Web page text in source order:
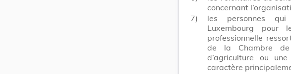
concernant
7)
les personnes
Luxembourg pour
professionnelle
de la Chambre
d’agriculture ou
caractère